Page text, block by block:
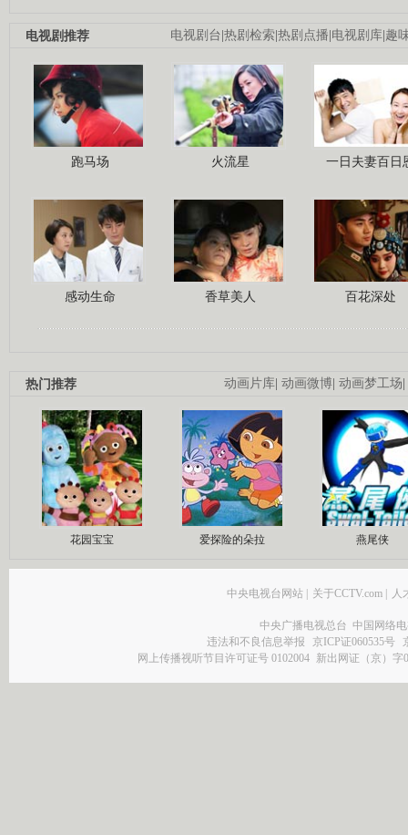
电视剧台|热剧检索|热剧点播|电视剧库|趣
电视剧推荐
跑马场 火流星 一日夫妻百日
感动生命 香草美人 百花深处
动画片库| 动画微博| 动画梦工场|
热门推荐
花园宝宝 爱探险的朵拉 燕尾侠
中央电视台网站 | 关于CCTV.com | 人
中央广播电视总台 中国网络
违法和不良信息举报
京ICP证060535号
网上传播视听节目许可证号 0102004 新出网证（京）